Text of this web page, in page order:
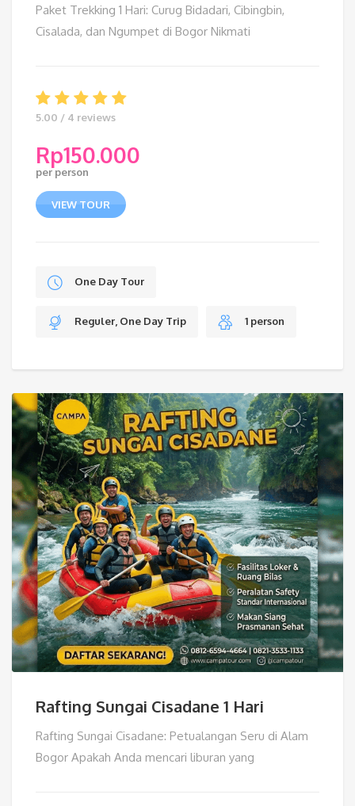
Paket Trekking 1 Hari: Curug Bidadari, Cibingbin,
Cisalada, dan Ngumpet di Bogor Nikmati
5.00 / 4 reviews
Rp150.000
per person
VIEW TOUR
One Day Tour
Reguler, One Day Trip 1 person
Rafting Sungai Cisadane 1 Hari
Rafting Sungai Cisadane: Petualangan Seru di Alam
Bogor Apakah Anda mencari liburan yang